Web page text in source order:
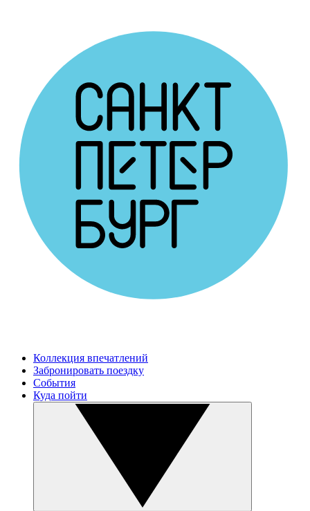
Коллекция впечатлений
Забронировать поездку
События
Куда пойти